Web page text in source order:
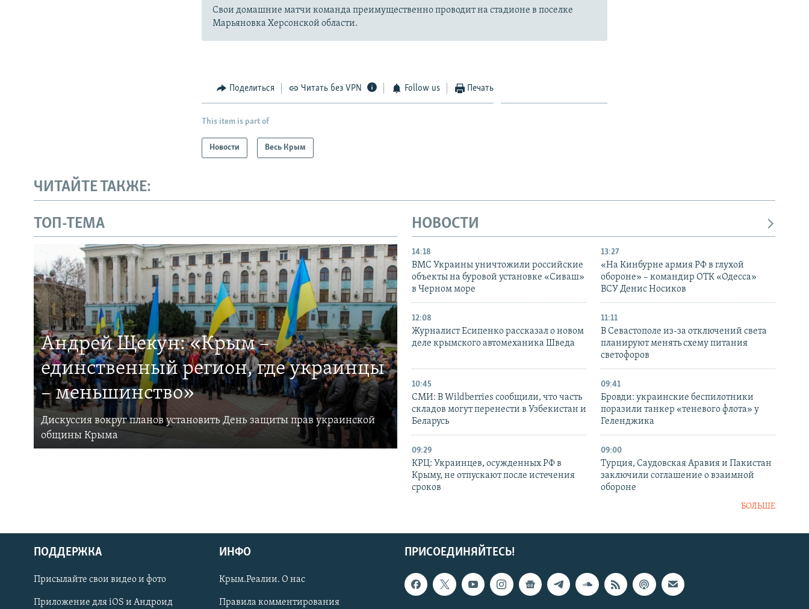
Українською
Qırımtatar
Свои домашние матчи команда преимущественно проводит на стадионе в поселке
Марьяновка Херсонской области.
Поделиться Читать без VPN Follow us Печать
This item is part of
Новости Весь Крым
ЧИТАЙТЕ ТАКЖЕ:
ТОП-ТЕМА
Андрей Щекун: «Крым –
единственный регион, где украинцы
– меньшинство»
Дискуссия вокруг планов установить День защиты прав украинской
общины Крыма
НОВОСТИ
14:18
ВМС Украины уничтожили российские
объекты на буровой установке «Сиваш»
в Черном море
13:27
«На Кинбурне армия РФ в глухой
обороне» – командир ОТК «Одесса»
ВСУ Денис Носиков
12:08
Журналист Есипенко рассказал о новом
деле крымского автомеханика Шведа
11:11
В Севастополе из-за отключений света
планируют менять схему питания
светофоров
10:45
СМИ: В Wildberries сообщили, что часть
складов могут перенести в Узбекистан и
Беларусь
09:41
Бровди: украинские беспилотники
поразили танкер «теневого флота» у
Геленджика
09:29
КРЦ: Украинцев, осужденных РФ в
Крыму, не отпускают после истечения
сроков
09:00
Турция, Саудовская Аравия и Пакистан
заключили соглашение о взаимной
обороне
БОЛЬШЕ
ПРИСОЕДИНЯЙТЕСЬ!
ПОДДЕРЖКА
Присылайте свои видео и фото
Приложение для iOS и Андроид
ИНФО
Крым.Реалии. О нас
Правила комментирования